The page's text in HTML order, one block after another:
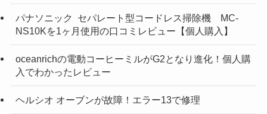
パナソニック セパレート型コードレス掃除機 MC-
NS10Kを1ヶ月使用の口コミレビュー【個人購入】
oceanrichの電動コーヒーミルがG2となり進化！個人購
入でわかったレビュー
ヘルシオ オーブンが故障！エラー13で修理